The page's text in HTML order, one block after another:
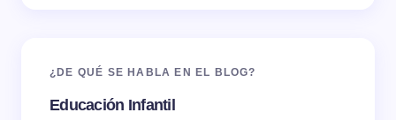
¿DE QUÉ SE HABLA EN EL BLOG?
Educación Infantil